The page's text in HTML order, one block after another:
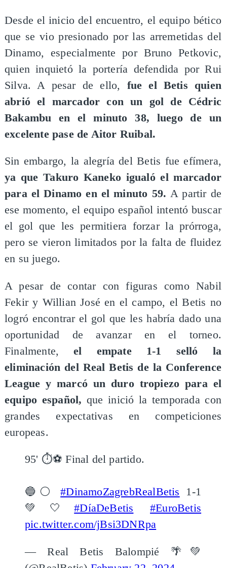
Desde el inicio del encuentro, el equipo bético
que se vio presionado por las arremetidas del
Dinamo, especialmente por Bruno Petkovic,
quien inquietó la portería defendida por Rui
Silva. A pesar de ello, fue el Betis quien
abrió el marcador con un gol de Cédric
Bakambu en el minuto 38, luego de un
excelente pase de Aitor Ruibal.
Sin embargo, la alegría del Betis fue efímera,
ya que Takuro Kaneko igualó el marcador
para el Dinamo en el minuto 59.A partir de
ese momento, el equipo español intentó buscar
el gol que les permitiera forzar la prórroga,
pero se vieron limitados por la falta de fluidez
en su juego.
A pesar de contar con figuras como Nabil
Fekir y Willian José en el campo, el Betis no
logró encontrar el gol que les habría dado una
oportunidad de avanzar en el torneo.
Finalmente, el empate 1-1 selló la
eliminación del Real Betis de la Conference
League y marcó un duro tropiezo para el
equipo español, que inició la temporada con
grandes expectativas en competiciones
europeas.
95' ⏱⚽️ Final del partido.
🔵⚪#DinamoZagrebRealBetis 1-1
💚🤍#DíaDeBetis
#EuroBetis
pic.twitter.com/jBsi3DNRpa
— Real Betis Balompié 🌴💚